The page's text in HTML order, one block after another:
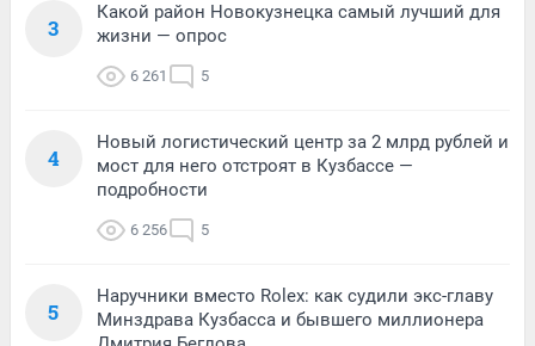
3
Какой район Новокузнецка самый лучший для
жизни — опрос
6 261 5
4
Новый логистический центр за 2 млрд рублей и
мост для него отстроят в Кузбассе —
подробности
6 256 5
5
Наручники вместо Rolex: как судили экс-главу
Минздрава Кузбасса и бывшего миллионера